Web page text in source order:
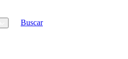
Buscar